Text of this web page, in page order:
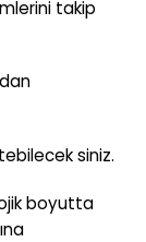
takip
siniz.
boyutta